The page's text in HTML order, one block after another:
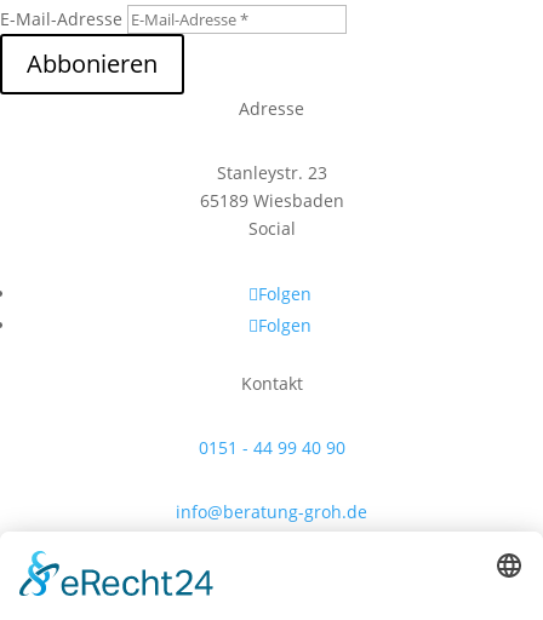
E-Mail-Adresse
Abbonieren
Adresse
Stanleystr. 23
65189 Wiesbaden
Social
Folgen
Folgen
Kontakt
0151 - 44 99 40 90
info@beratung-groh.de